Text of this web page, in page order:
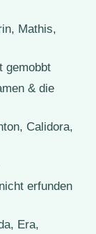
Mathis,
gemobbt
& die
Calidora,
erfunden
Era,